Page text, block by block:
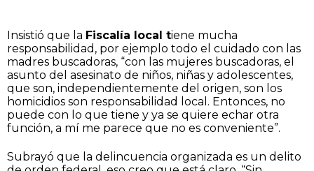
Insistió que la Fiscalía local tiene mucha
responsabilidad, por ejemplo todo el cuidado con las
madres buscadoras, “con las mujeres buscadoras, el
asunto del asesinato de niños, niñas y adolescentes,
que son, independientemente del origen, son los
homicidios son responsabilidad local. Entonces, no
puede con lo que tiene y ya se quiere echar otra
función, a mí me parece que no es conveniente”.
​Subrayó que la delincuencia organizada es un delito